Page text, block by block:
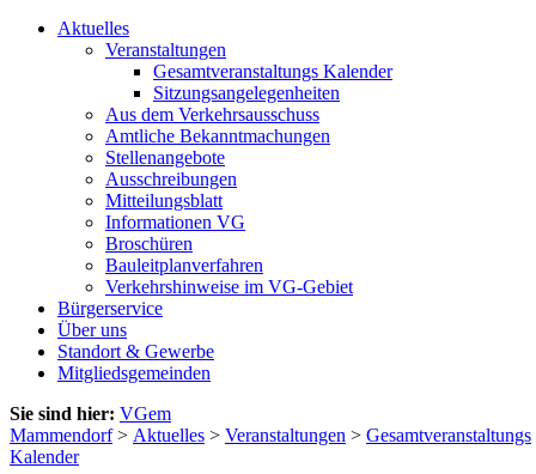
Aktuelles
Veranstaltungen
Gesamtveranstaltungs Kalender
Sitzungsangelegenheiten
Aus dem Verkehrsausschuss
Amtliche Bekanntmachungen
Stellenangebote
Ausschreibungen
Mitteilungsblatt
Informationen VG
Broschüren
Bauleitplanverfahren
Verkehrshinweise im VG-Gebiet
Bürgerservice
Über uns
Standort & Gewerbe
Mitgliedsgemeinden
Sie sind hier: VGem
Mammendorf> Aktuelles > Veranstaltungen > Gesamtveranstaltungs
Kalender